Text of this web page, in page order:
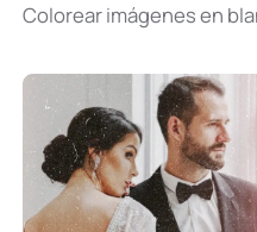
Colorear imágenes en